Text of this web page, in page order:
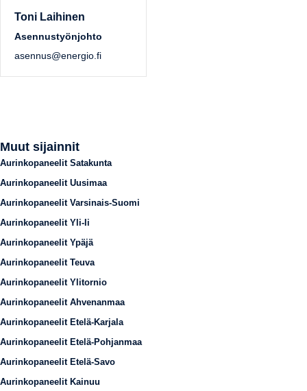
Toni Laihinen
Asennustyönjohto
asennus@energio.fi
Muut sijainnit
Aurinkopaneelit Satakunta
Aurinkopaneelit Uusimaa
Aurinkopaneelit Varsinais-Suomi
Aurinkopaneelit Yli-Ii
Aurinkopaneelit Ypäjä
Aurinkopaneelit Teuva
Aurinkopaneelit Ylitornio
Aurinkopaneelit Ahvenanmaa
Aurinkopaneelit Etelä-Karjala
Aurinkopaneelit Etelä-Pohjanmaa
Aurinkopaneelit Etelä-Savo
Aurinkopaneelit Kainuu